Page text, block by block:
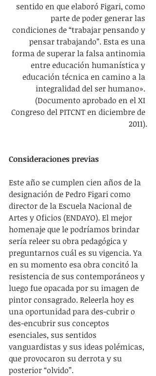
sentido en que elaboró Figari, como
parte de poder generar las
condiciones de “trabajar pensando y
pensar trabajando”. Esta es una
forma de superar la falsa antinomia
entre educación humanística y
educación técnica en camino a la
integralidad del ser humano».
(Documento aprobado en el XI
Congreso del PITCNT en diciembre de
2011).
Consideraciones previas
Este año se cumplen cien años de la
designación de Pedro Figari como
director de la Escuela Nacional de
Artes y Oficios (ENDAYO). El mejor
homenaje que le podríamos brindar
sería releer su obra pedagógica y
preguntarnos cuál es su vigencia. Ya
en su momento esa obra concitó la
resistencia de sus contemporáneos y
luego fue opacada por su imagen de
pintor consagrado. Releerla hoy es
una oportunidad para des-cubrir o
des-encubrir sus conceptos
esenciales, sus sentidos
vanguardistas y sus ideas polémicas,
que provocaron su derrota y su
posterior “olvido”.